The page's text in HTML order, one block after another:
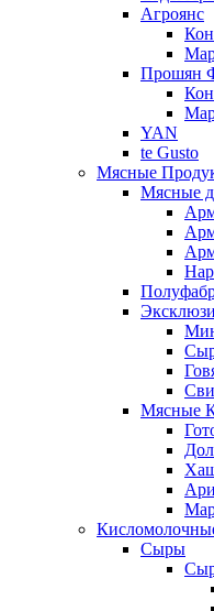
Агроянс
Прошян
YAN
te Gusto
Мясные
Мясные
Мясные
Сыры